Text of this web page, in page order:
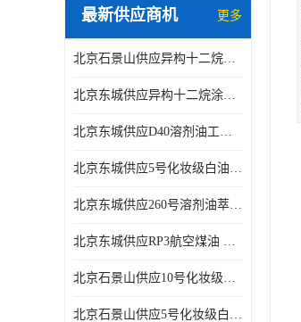
最新供应商机 更多
北京石景山供应异构十二烷香精助剂
北京东城供应异构十二烷涂料胶粘油墨稀释剂
北京东城供应D40溶剂油工业金属清洗
北京东城供应5号化妆级白油钻井液润滑剂
北京东城供应260号溶剂油萃取溶剂油金属萃取剂
北京东城供应RP3航空煤油 高含量国标工业级航空煤油燃料油 无色透明
北京石景山供应10号化妆级白油高精密机械润滑油
北京石景山供应5号化妆级白油缝纫机油 设备润滑油